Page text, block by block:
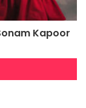
Kapoor